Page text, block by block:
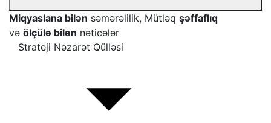
Miqyaslana bilən səmərəlilik, Mütləq şəffaflıq
və ölçülə bilən nəticələr
Strateji Nəzarət Qülləsi